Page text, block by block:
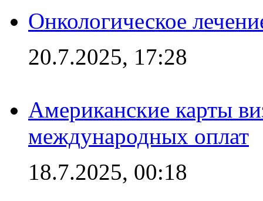
Онкологическое
20.7.2025, 17:28
Американские карты
международных оплат
18.7.2025, 00:18